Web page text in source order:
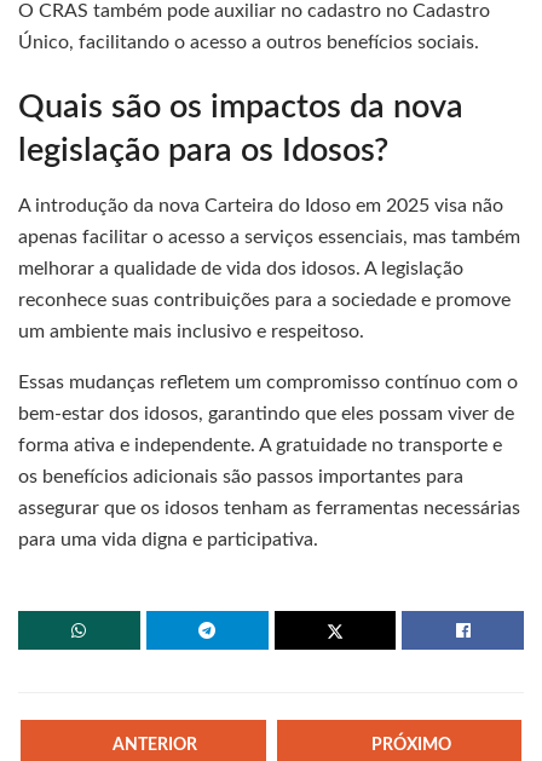
O CRAS também pode auxiliar no cadastro no Cadastro
Único, facilitando o acesso a outros benefícios sociais.
Quais são os impactos da nova
legislação para os Idosos?
A introdução da nova Carteira do Idoso em 2025 visa não
apenas facilitar o acesso a serviços essenciais, mas também
melhorar a qualidade de vida dos idosos. A legislação
reconhece suas contribuições para a sociedade e promove
um ambiente mais inclusivo e respeitoso.
Essas mudanças refletem um compromisso contínuo com o
bem-estar dos idosos, garantindo que eles possam viver de
forma ativa e independente. A gratuidade no transporte e
os benefícios adicionais são passos importantes para
assegurar que os idosos tenham as ferramentas necessárias
para uma vida digna e participativa.
ANTERIOR PRÓXIMO